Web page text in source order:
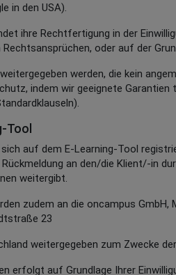
in den USA).
ihre Rechtfertigung in der
oder auf der
werden, die kein
indem wir geeignete
auf dem E-Learning-Tool
an den/die Klient/-in
weitergibt.
zudem an die oncampus
23
weitergegeben zum Zwecke
erfolgt auf Grundlage Ihrer